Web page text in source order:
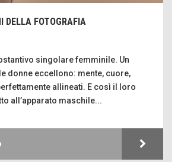
DELLA FOTOGRAFIA
singolare femminile. Un
donne eccellono: mente, cuore,
allineati. E così il loro
all’apparato maschile...